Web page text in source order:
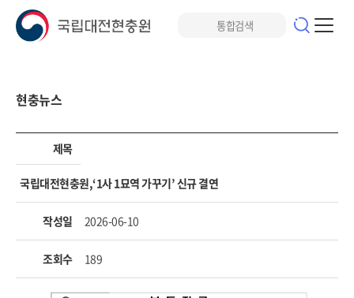
현충뉴스
제목
국립대전현충원,‘1사 1묘역 가꾸기’ 신규 결연
작성일 2026-06-10
조회수 189